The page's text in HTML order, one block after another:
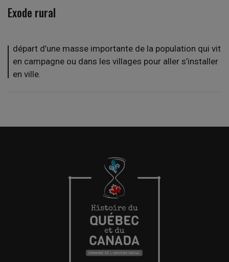
Exode rural
départ d’une masse importante de la population qui vit
en campagne ou dans les villages pour aller s’installer
en ville.